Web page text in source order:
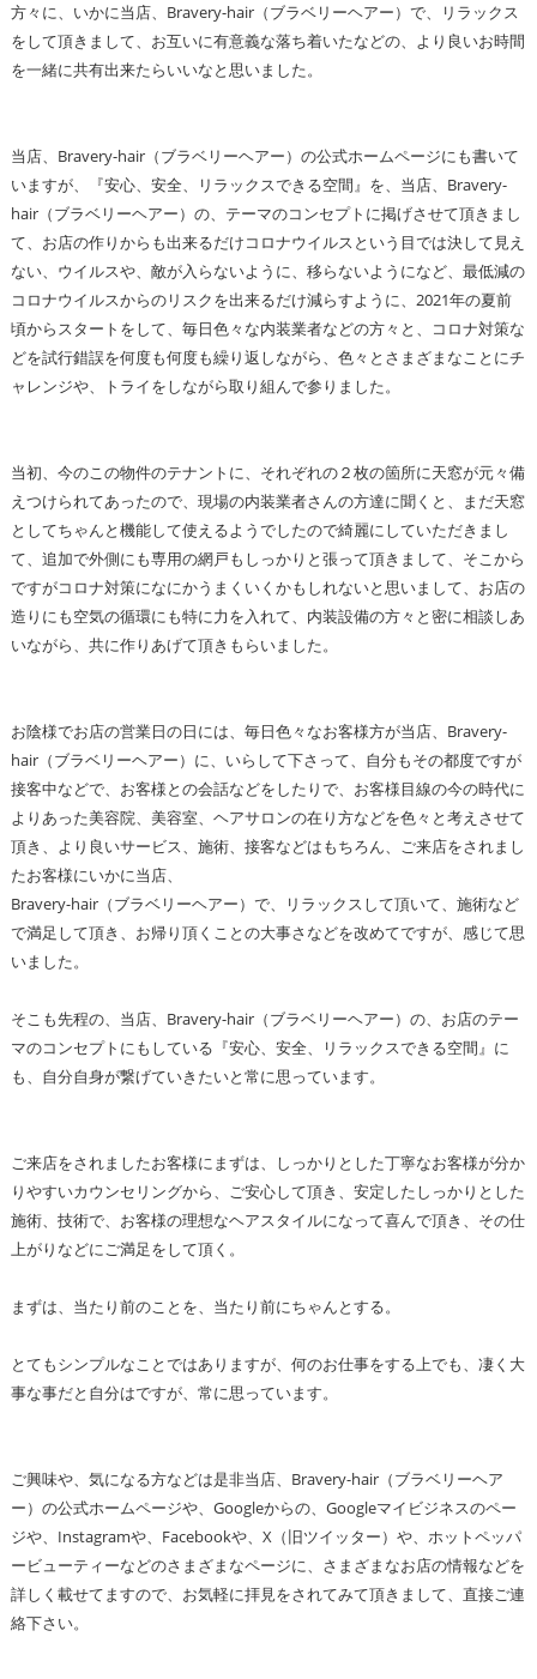
方々に、いかに当店、Bravery-hair（ブラベリーヘアー）で、リラックス
をして頂きまして、お互いに有意義な落ち着いたなどの、より良いお時間
を一緒に共有出来たらいいなと思いました。
当店、Bravery-hair（ブラベリーヘアー）の公式ホームページにも書いて
いますが、『安心、安全、リラックスできる空間』を、当店、Bravery-
hair（ブラベリーヘアー）の、テーマのコンセプトに掲げさせて頂きまし
て、お店の作りからも出来るだけコロナウイルスという目では決して見え
ない、ウイルスや、敵が入らないように、移らないようになど、最低減の
コロナウイルスからのリスクを出来るだけ減らすように、2021年の夏前
頃からスタートをして、毎日色々な内装業者などの方々と、コロナ対策な
どを試行錯誤を何度も何度も繰り返しながら、色々とさまざまなことにチ
ャレンジや、トライをしながら取り組んで参りました。
当初、今のこの物件のテナントに、それぞれの２枚の箇所に天窓が元々備
えつけられてあったので、現場の内装業者さんの方達に聞くと、まだ天窓
としてちゃんと機能して使えるようでしたので綺麗にしていただきまし
て、追加で外側にも専用の網戸もしっかりと張って頂きまして、そこから
ですがコロナ対策になにかうまくいくかもしれないと思いまして、お店の
造りにも空気の循環にも特に力を入れて、内装設備の方々と密に相談しあ
いながら、共に作りあげて頂きもらいました。
お陰様でお店の営業日の日には、毎日色々なお客様方が当店、Bravery-
hair（ブラベリーヘアー）に、いらして下さって、自分もその都度ですが
接客中などで、お客様との会話などをしたりで、お客様目線の今の時代に
よりあった美容院、美容室、ヘアサロンの在り方などを色々と考えさせて
頂き、より良いサービス、施術、接客などはもちろん、ご来店をされまし
たお客様にいかに当店、
Bravery-hair（ブラベリーヘアー）で、リラックスして頂いて、施術など
で満足して頂き、お帰り頂くことの大事さなどを改めてですが、感じて思
いました。
そこも先程の、当店、Bravery-hair（ブラベリーヘアー）の、お店のテー
マのコンセプトにもしている『安心、安全、リラックスできる空間』に
も、自分自身が繋げていきたいと常に思っています。
ご来店をされましたお客様にまずは、しっかりとした丁寧なお客様が分か
りやすいカウンセリングから、ご安心して頂き、安定したしっかりとした
施術、技術で、お客様の理想なヘアスタイルになって喜んで頂き、その仕
上がりなどにご満足をして頂く。
まずは、当たり前のことを、当たり前にちゃんとする。
とてもシンプルなことではありますが、何のお仕事をする上でも、凄く大
事な事だと自分はですが、常に思っています。
ご興味や、気になる方などは是非当店、Bravery-hair（ブラベリーヘア
ー）の公式ホームページや、Googleからの、Googleマイビジネスのペー
ジや、Instagramや、Facebookや、X（旧ツイッター）や、ホットペッパ
ービューティーなどのさまざまなページに、さまざまなお店の情報などを
詳しく載せてますので、お気軽に拝見をされてみて頂きまして、直接ご連
絡下さい。